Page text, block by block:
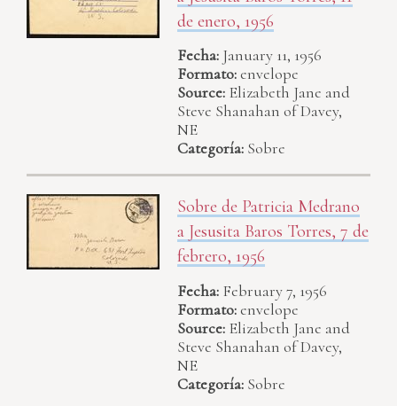
de enero, 1956
Fecha: January 11, 1956
Formato:envelope
Source: Elizabeth Jane and
Steve Shanahan of Davey,
NE
Categoría: Sobre
Sobre de Patricia Medrano
a Jesusita Baros Torres, 7 de
febrero, 1956
Fecha: February 7, 1956
Formato:envelope
Source: Elizabeth Jane and
Steve Shanahan of Davey,
NE
Categoría: Sobre